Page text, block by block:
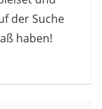
der Suche
haben!